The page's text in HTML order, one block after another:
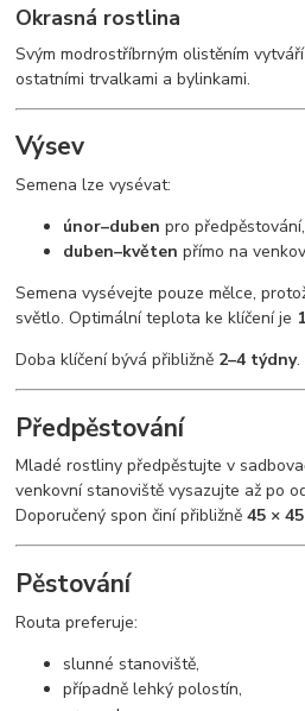
Okrasná rostlina
Svým modrostříbrným olistěním
ostatními trvalkami a bylinkami.
Výsev
Semena lze vysévat:
únor–duben pro předpěstování,
duben–květen přímo na
Semena vysévejte pouze mělce,
světlo. Optimální teplota ke klíčení je
Doba klíčení bývá přibližně 2–4 týdny.
Předpěstování
Mladé rostliny předpěstujte v
venkovní stanoviště vysazujte až po
Doporučený spon činí přibližně45 ×
Pěstování
Routa preferuje:
slunné stanoviště,
případně lehký polostín,